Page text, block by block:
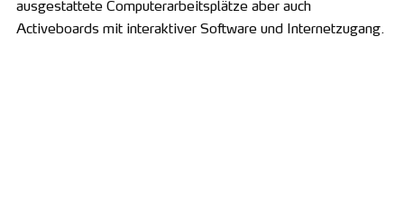
ausgestattete Computerarbeitsplätze aber auch
Activeboards mit interaktiver Software und Internetzugang.